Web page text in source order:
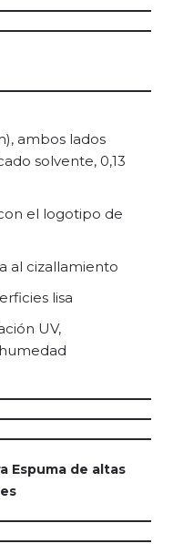
ambos lados
solvente, 0,13
el logotipo de
al cizallamiento
lisa
UV,
Espuma de altas